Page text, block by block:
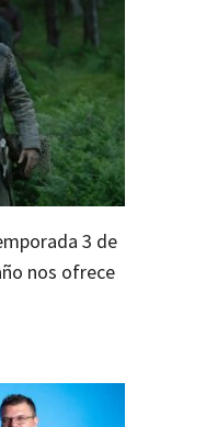
3 de
nos ofrece